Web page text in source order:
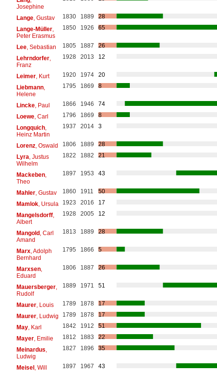
Josephine
Lange, Gustav 1830 1889
28
Lange-Müller,
Peter Erasmus
1850 1926 65
Lee, Sebastian 1805 1887
26
Lehrndorfer,
Franz
1928 2013 12
Leimer, Kurt 1920 1974
20
Liebmann,
Helene
1795 1869 8
Lincke, Paul 1866 1946
74
Loewe, Carl 1796 1869
8
Longquich,
Heinz Martin
1937 2014 3
Lorenz, Oswald 1806 1889
28
Lyra , Justus
Wilhelm
1822 1882 21
Mackeben,
Theo
1897 1953 43
Mahler, Gustav 1860 1911
50
Mamlok, Ursula 1923 2016
17
Mangelsdorff,
Albert
1928 2005 12
Mangold, Carl
Amand
1813 1889 28
Marx, Adolph
Bernhard
1795 1866 5
Marxsen,
Eduard
1806 1887 26
Mauersberger,
Rudolf
1889 1971 51
Maurer, Louis 1789 1878
17
Maurer, Ludwig 1789 1878
17
May, Karl 1842 1912
51
Mayer, Emilie 1812 1883
22
Meinardus
Ludwig
1827 1896 35
Meisel, Will 1897 1967
43